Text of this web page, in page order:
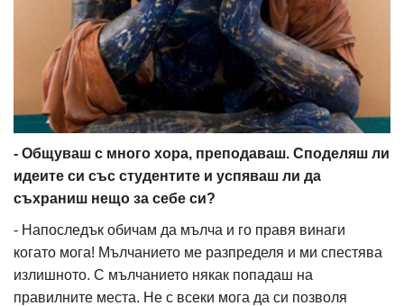
- Общуваш с много хора, преподаваш. Споделяш ли
идеите си със студентите и успяваш ли да
съхраниш нещо за себе си?
- Напоследък обичам да мълча и го правя винаги
когато мога! Мълчанието ме разпределя и ми спестява
излишното. С мълчанието някак попадаш на
правилните места. Не с всеки мога да си позволя